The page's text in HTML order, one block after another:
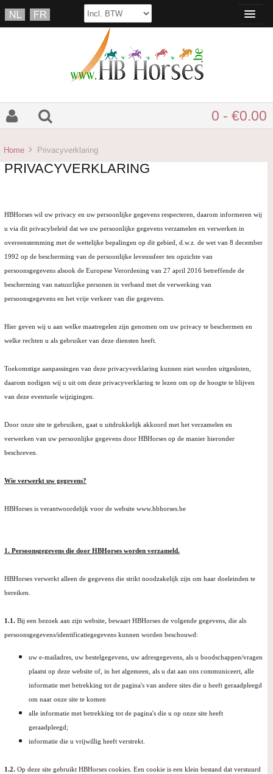
0 - €0.00
Home Privacyverklaring
PRIVACYVERKLARING
HBHorses wil uw privacy en uw persoonlijke gegevens respecteren, daarom informeren wij
u via dit privacybeleid dat we uw persoonlijke gegevens verzamelen en verwerken in
overeenstemming met de wettelijke bepalingen op dit gebied, d.w.z. de wet van 8 december
1992 op de bescherming van de persoonlijke levenssfeer ten opzichte van
persoonsgegevens alsook de Europese Verordening van 27 april 2016 betreffende de
bescherming van natuurlijke personen in verband met de verwerking van
persoonsgegevens en het vrije verkeer van die gegevens.
Hier geven wij u aan welke maatregelen zijn genomen om uw privacy te beschermen en
welke rechten u als gebruiker van deze diensten heeft.
Toekomstige aanpassingen van deze privacyverklaring kunnen niet worden uitgesloten,
daarom nodigen wij u uit om deze privacyverklaring te lezen om op de hoogte te blijven
van deze eventuele wijzigingen.
Door onze site te gebruiken, gaat u uitdrukkelijk akkoord met het verzamelen en
verwerken van uw persoonlijke gegevens door HBHorses op de manier hieronder
beschreven.
Wie verwerkt uw gegevens?
HBHorses is verantwoordelijk voor de website www.hbhorses.be
1. Persoonsgegevens die door HBHorses worden verzameld.
HBHorses verwerkt alleen de gegevens die strikt noodzakelijk zijn om haar doeleinden te
bereiken.
1.1.Bij een bezoek aan zijn website, bewaart HBHorses de volgende gegevens, die als
persoonsgegevens/identificatiegegevens kunnen worden beschouwd:
uw e-mailadres, uw bestelgegevens, uw adresgegevens, als u boodschappen/vragen
plaatst op deze website of, in het algemeen, als u dat aan ons communiceert, alle
informatie met betrekking tot de pagina's van andere sites die u heeft geraadpleegd
om naar onze site te komen
alle informatie met betrekking tot de pagina's die u op onze site heeft
geraadpleegd;
informatie die u vrijwillig heeft verstrekt.
1.2. Op deze site gebruikt HBHorses cookies. Een cookie is een klein bestand dat verstuurd